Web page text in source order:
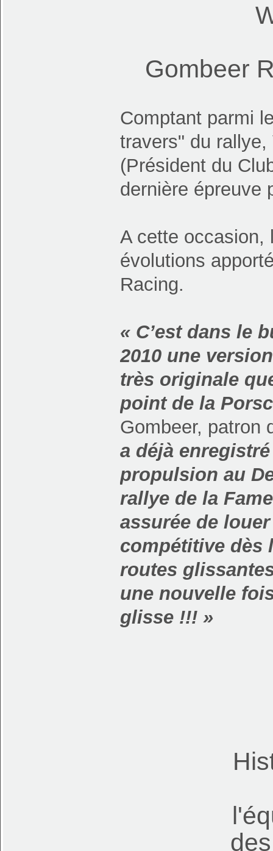
Gombeer
Comptant parmi
travers" du
(Président du
dernière épreuve
A cette occasion,
évolutions
Racing.
« C’est dans le
2010 une
très originale
point de la
Gombeer, patron
a déjà
propulsion au
rallye de la
assurée de
compétitive dès
routes
une nouvelle
glisse !!! »